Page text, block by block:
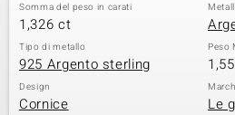
Somma del peso in carati
1,326 ct
Tipo di metallo
925 Argento sterling
Peso
Design
Cornice Le